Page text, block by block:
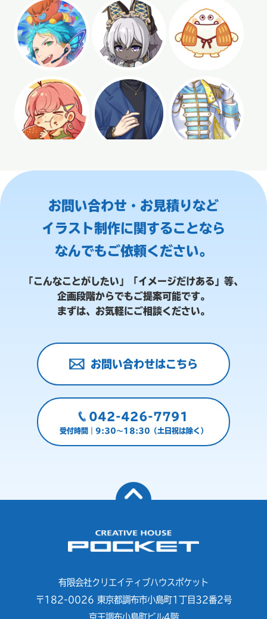
お問い合わせ・お見積りなど
イラスト制作に関することなら
なんでもご依頼ください。
「こんなことがしたい」「イメージだけある」等、
企画段階からでもご提案可能です。
まずは、お気軽にご相談ください。
お問い合わせはこちら
042-426-7791
受付時間｜9:30～18:30（土日祝は除く）
有限会社クリエイティブハウスポケット
〒182-0026 東京都調布市小島町1丁目32番2号
京王調布小島町ビル4階